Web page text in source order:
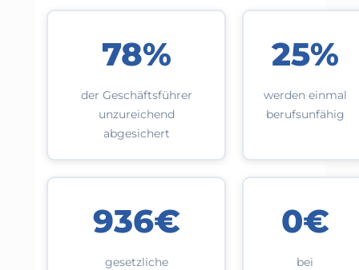
78%
der Geschäftsführer
unzureichend
abgesichert
25%
werden einmal
berufsunfähig
936€
gesetzliche
0€
bei